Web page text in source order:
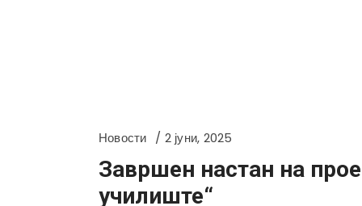
Новости 2 јуни, 2025
Завршен настан на
училиште“